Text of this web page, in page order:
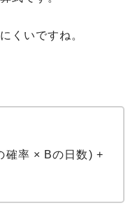
くいですね。
確率 × Bの日数) +